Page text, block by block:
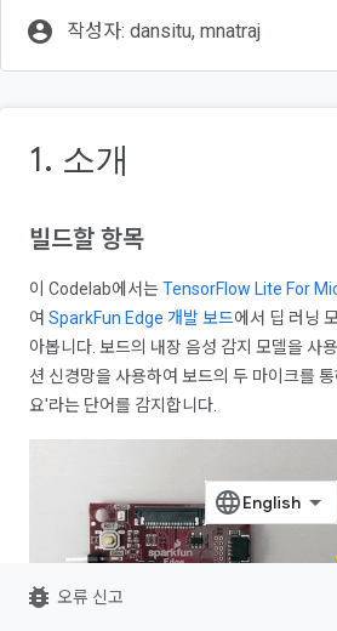
account_circle 작성자: dansitu, mnatraj
1. 소개
빌드할 항목
이 Codelab에서는TensorFlow Lite For
여 SparkFun Edge 개발 보드에서 딥 러닝
아봅니다. 보드의 내장 음성 감지 모델을 사
션 신경망을 사용하여 보드의 두 마이크를
요'라는 단어를 감지합니다.
bug_report 오류 신고